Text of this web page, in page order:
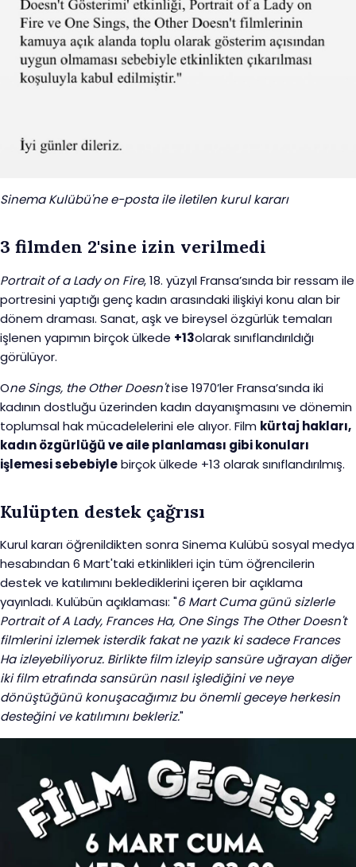
Sinema Kulübü'ne e-posta ile iletilen kurul kararı
3 filmden 2'sine izin verilmedi
Portrait of a Lady on Fire, 18. yüzyıl Fransa’sında bir ressam ile
portresini yaptığı genç kadın arasındaki ilişkiyi konu alan bir
dönem draması. Sanat, aşk ve bireysel özgürlük temaları
işlenen yapımın birçok ülkede +13olarak sınıflandırıldığı
görülüyor.
One Sings, the Other Doesn'tise 1970’ler Fransa’sında iki
kadının dostluğu üzerinden kadın dayanışmasını ve dönemin
toplumsal hak mücadelelerini ele alıyor. Film kürtaj hakları,
kadın özgürlüğü ve aile planlaması gibi konuları
işlemesi sebebiylebirçok ülkede +13 olarak sınıflandırılmış.
Kulüpten destek çağrısı
Kurul kararı öğrenildikten sonra Sinema Kulübü sosyal medya
hesabından 6 Mart'taki etkinlikleri için tüm öğrencilerin
destek ve katılımını beklediklerini içeren bir açıklama
yayınladı. Kulübün açıklaması: "6 Mart Cuma günü sizlerle
Portrait of A Lady, Frances Ha, One Sings The Other Doesn't
filmlerini izlemek isterdik fakat ne yazık ki sadece Frances
Ha izleyebiliyoruz. Birlikte film izleyip sansüre uğrayan diğer
iki film etrafında sansürün nasıl işlediğini ve neye
dönüştüğünü konuşacağımız bu önemli geceye herkesin
desteğini ve katılımını bekleriz."